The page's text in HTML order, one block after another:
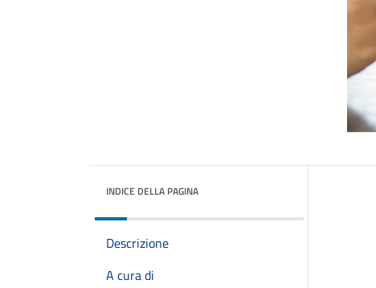
INDICE DELLA PAGINA
Descrizione
A cura di